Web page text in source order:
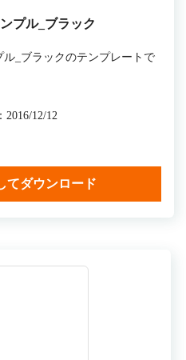
プル_ブラック
_ブラックのテンプレートで
2016/12/12
てダウンロード